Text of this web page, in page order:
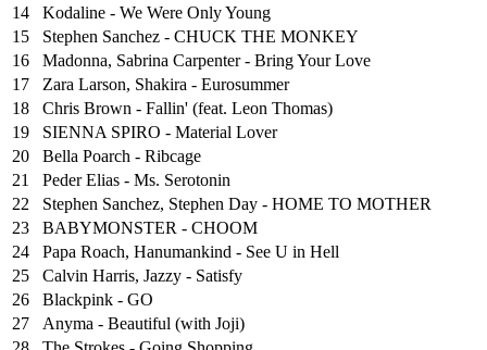
14
Kodaline - We Were Only Young
15
Stephen Sanchez - CHUCK THE MONKEY
16
Madonna, Sabrina Carpenter - Bring Your Love
17
Zara Larson, Shakira - Eurosummer
18
Chris Brown - Fallin' (feat. Leon Thomas)
19
SIENNA SPIRO - Material Lover
20
Bella Poarch - Ribcage
21
Peder Elias - Ms. Serotonin
22
Stephen Sanchez, Stephen Day - HOME TO MOTHER
23
BABYMONSTER - CHOOM
24
Papa Roach, Hanumankind - See U in Hell
25
⁠Calvin Harris, Jazzy - Satisfy
26
Blackpink - GO
27
Anyma - Beautiful (with Joji)